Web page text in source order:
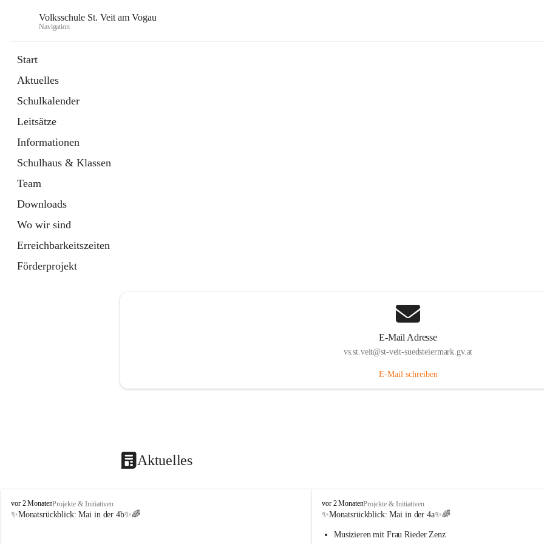
Volksschule St. Veit am Vogau
Navigation
Start
Aktuelles
Schulkalender
Leitsätze
Informationen
Schulhaus & Klassen
Team
Downloads
Wo wir sind
Erreichbarkeitszeiten
Förderprojekt
E-Mail Adresse
vs.st.veit@st-veit-suedsteiermark.gv.at
E-Mail schreiben
Aktuelles
V
o
vor 2 MonatenProjekte & Initiativen
✨Monatsrückblick: Mai in der 4b✨🌈
V
o
k
vor 2 MonatenProjekte & Initiativen
✨Monatsrückblick: Mai in der 4a✨🌈
Musizieren mit Frau Rieder Zenz